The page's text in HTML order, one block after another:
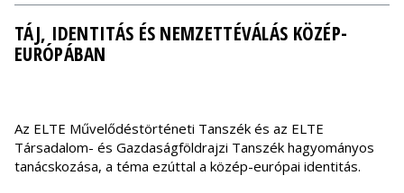
TÁJ, IDENTITÁS ÉS NEMZETTÉVÁLÁS KÖZÉP-
EURÓPÁBAN
Az ELTE Művelődéstörténeti Tanszék és az ELTE
Társadalom- és Gazdaságföldrajzi Tanszék hagyományos
tanácskozása, a téma ezúttal a közép-európai identitás.